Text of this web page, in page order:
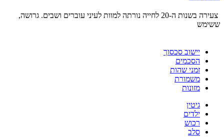
צעירה בשנות ה-20 לחייה נורתה למוות לעיני עוברים ושבים. גרושה,
ששימש
יישוב סכסוך
הסכמים
זמני שהות
משמורת
מזונות
גיטין
ילדים
רכוש
סלב